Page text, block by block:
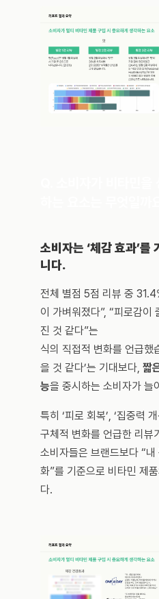
소비자는 ‘체감 효과’를
니다.
전체 별점 5점 리뷰 중
이 가벼워졌다”, “피로감이
진 것 같다”는
식의 직접적 변화를 언급했
을 것 같다’는 기대보다, 짧
능을 중시하는 소비자가 늘
특히 ‘피로 회복’, ‘집중력
구체적 변화를 언급한 리뷰
소비자들은 브랜드보다 “
화”를 기준으로 비타민 제
다.